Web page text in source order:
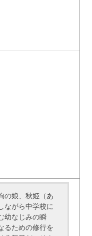
の娘、秋姫（あ
ながら中学校に
幼なじみの瞬
るための修行を